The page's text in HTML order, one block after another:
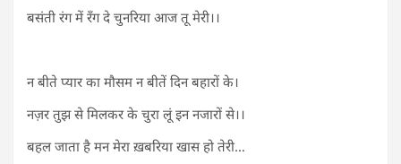
बसंती रंग में रँग दे चुनरिया आज तू मेरी।।
न बीते प्यार का मौसम न बीतें दिन बहारों के।
नज़र तुझ से मिलकर के चुरा लूं इन नजारों से।।
बहल जाता है मन मेरा ख़बरिया खास हो तेरी…